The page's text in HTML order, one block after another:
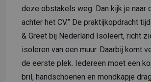
deze obstakels weg. Dan kijk je naar
achter het CV.” De praktijkopdracht
& Greet bij Nederland Isoleert, richt
isoleren van een muur. Daarbij komt
de eerste plek. Iedereen moet een
bril, handschoenen en mondkapje